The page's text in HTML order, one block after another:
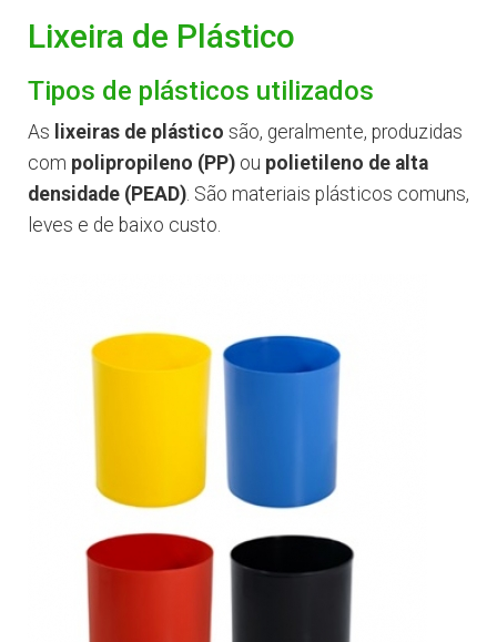
Lixeira de Plástico
Tipos de plásticos utilizados
As lixeiras de plástico são, geralmente, produzidas
com polipropileno (PP) ou polietileno de alta
densidade (PEAD). São materiais plásticos comuns,
leves e de baixo custo.